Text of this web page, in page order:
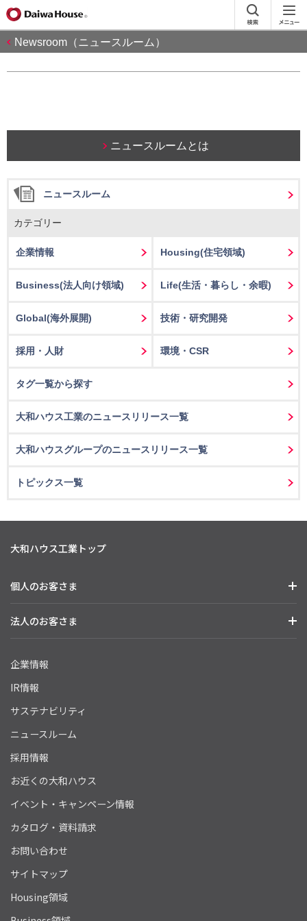
Newsroom（ニュースルーム）
ニュースルームとは
ニュースルーム
カテゴリー
企業情報 Housing(住宅領域)
Business(法人向け領域) Life(生活・暮らし・余暇)
Global(海外展開) 技術・研究開発
採用・人財 環境・CSR
タグ一覧から探す
大和ハウス工業のニュースリリース一覧
大和ハウスグループのニュースリリース一覧
トピックス一覧
大和ハウス工業トップ
個人のお客さま
法人のお客さま
企業情報
IR情報
サステナビリティ
ニュースルーム
採用情報
お近くの大和ハウス
イベント・キャンペーン情報
カタログ・資料請求
お問い合わせ
サイトマップ
Housing領域